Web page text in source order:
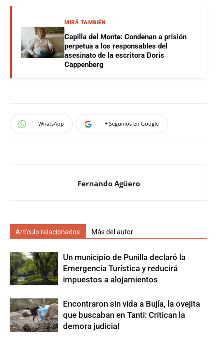
MIRÁ TAMBIÉN
Capilla del Monte: Condenan a prisión
perpetua a los responsables del
asesinato de la escritora Doris
Cappenberg
WhatsApp + Seguinos en Google
Fernando Agüero
Artículo relacionados Más del autor
Un municipio de Punilla declaró la
Emergencia Turística y reducirá
impuestos a alojamientos
Encontraron sin vida a Bujía, la ovejita
que buscaban en Tanti: Critican la
demora judicial